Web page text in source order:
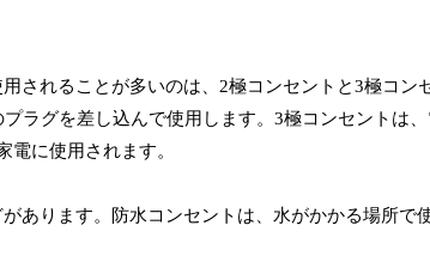
されることが多いのは、2極コンセントと3極コン
ラグを差し込んで使用します。3極コンセントは、
に使用されます。
あります。防水コンセントは、水がかかる場所で